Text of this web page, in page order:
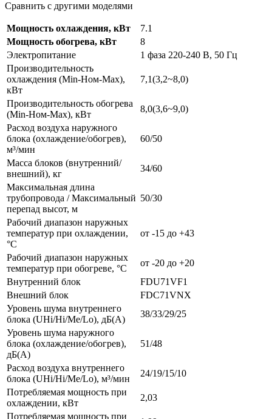
Сравнить с другими моделями
Мощность охлаждения, кВт
7.1
Мощность обогрева, кВт
8
Электропитание
1 фаза 220-240 В, 50 Гц
Производительность
охлаждения (Min-Ном-Max),
кВт
7,1(3,2~8,0)
Производительность обогрева
(Min-Ном-Max), кВт
8,0(3,6~9,0)
Расход воздуха наружного
блока (охлаждение/обогрев),
м³/мин
60/50
Масса блоков (внутренний/
внешний), кг
34/60
Максимальная длина
трубопровода / Максимальный
перепад высот, м
50/30
Рабочий диапазон наружных
температур при охлаждении,
°С
от -15 до +43
Рабочий диапазон наружных
температур при обогреве, °С
от -20 до +20
Внутренний блок
FDU71VF1
Внешний блок
FDC71VNX
Уровень шума внутреннего
блока (UHi/Hi/Me/Lo), дБ(А)
38/33/29/25
Уровень шума наружного
блока (охлаждение/обогрев),
дБ(А)
51/48
Расход воздуха внутреннего
блока (UHi/Hi/Me/Lo), м³/мин
24/19/15/10
Потребляемая мощность при
охлаждении, кВт
2,03
Потребляемая мощность при